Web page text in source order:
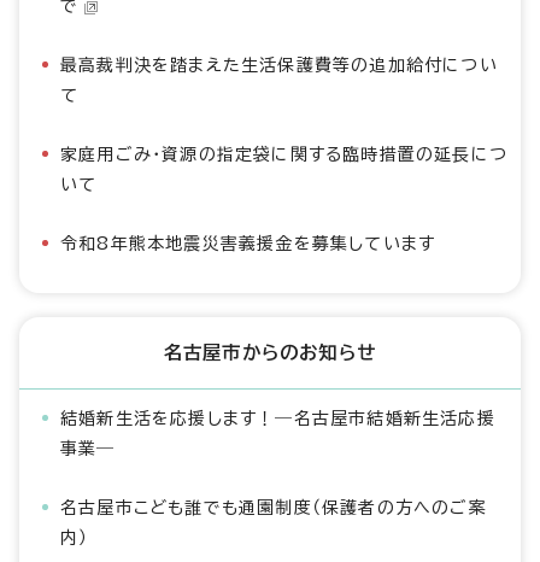
で
最高裁判決を踏まえた生活保護費等の追加給付につい
て
家庭用ごみ・資源の指定袋に関する臨時措置の延長につ
いて
令和8年熊本地震災害義援金を募集しています
名古屋市からのお知らせ
結婚新生活を応援します！―名古屋市結婚新生活応援
事業―
名古屋市こども誰でも通園制度（保護者の方へのご案
内）